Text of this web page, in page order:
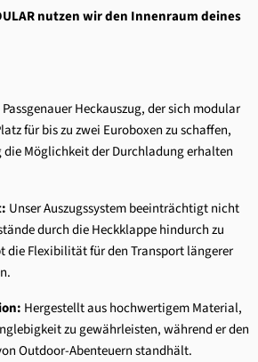
nutzen wir den Innenraum deines
Passgenauer Heckauszug, der sich modular
für bis zu zwei Euroboxen zu schaffen,
Möglichkeit der Durchladung erhalten
Unser Auszugssystem beeinträchtigt nicht
durch die Heckklappe hindurch zu
die Flexibilität für den Transport längerer
Hergestellt aus hochwertigem Material,
zu gewährleisten, während er den
Outdoor-Abenteuern standhält.